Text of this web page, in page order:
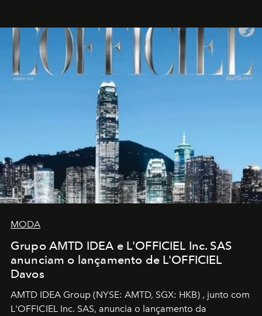
MODA
Grupo AMTD IDEA e L'OFFICIEL Inc. SAS
anunciam o lançamento de L'OFFICIEL
Davos
AMTD IDEA Group (NYSE: AMTD, SGX: HKB) , junto com
L'OFFICIEL Inc. SAS, anuncia o lançamento da